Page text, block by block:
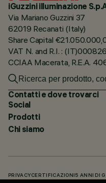
iGuzzini illuminazione
Via Mariano Guzzini 37
62019 Recanati (Italy)
Share Capital
VAT N. and R.I. :
CCIAA Macerata, R.E.A.
Contatti e dove trovarci
Social
Prodotti
Chi siamo
PRIVACY CERTIFICAZIONI 5 ANNI DI